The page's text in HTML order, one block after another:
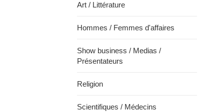
Art / Littérature
Hommes / Femmes d'affaires
Show business / Medias /
Présentateurs
Religion
Scientifiques / Médecins